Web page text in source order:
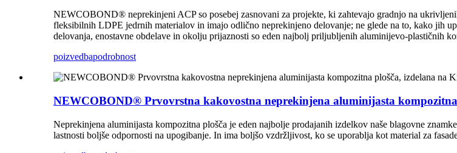
NEWCOBOND® neprekinjeni ACP so posebej zasnovani za projekte, ki zahtevajo gradnjo na
fleksibilnih LDPE jedrnih materialov in imajo odlično neprekinjeno delovanje; ne glede na to, kako jih
delovanja, enostavne obdelave in okolju prijaznosti so eden najbolj priljubljenih aluminijevo-plastičnih
poizvedbapodrobnost
NEWCOBOND® Prvovrstna kakovostna neprekinjena aluminijasta
Neprekinjena aluminijasta kompozitna plošča je eden najbolje prodajanih izdelkov naše blagovne
lastnosti boljše odpornosti na upogibanje. In ima boljšo vzdržljivost, ko se uporablja kot material za